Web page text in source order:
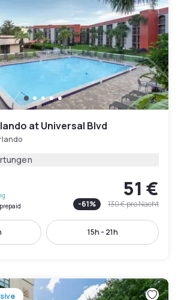
at Universal Blvd
51 €
-61% 130 €pro Nacht
15h - 21h